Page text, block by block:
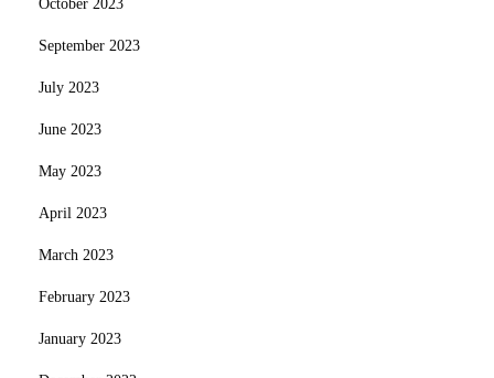
October 2023
September 2023
July 2023
June 2023
May 2023
April 2023
March 2023
February 2023
January 2023